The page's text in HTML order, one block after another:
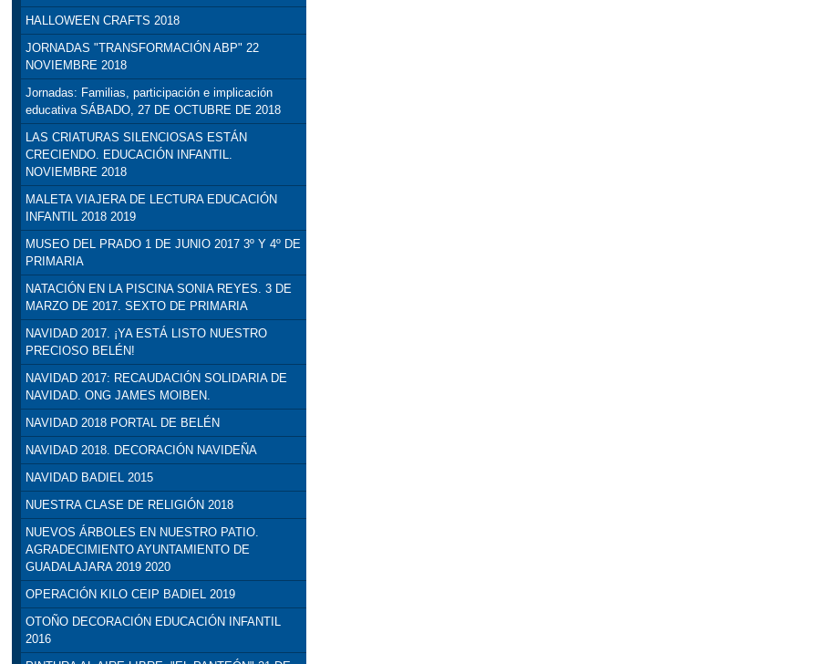
HALLOWEEN CRAFTS 2018
JORNADAS "TRANSFORMACIÓN ABP" 22
NOVIEMBRE 2018
Jornadas: Familias, participación e implicación
educativa SÁBADO, 27 DE OCTUBRE DE 2018
LAS CRIATURAS SILENCIOSAS ESTÁN
CRECIENDO. EDUCACIÓN INFANTIL.
NOVIEMBRE 2018
MALETA VIAJERA DE LECTURA EDUCACIÓN
INFANTIL 2018 2019
MUSEO DEL PRADO 1 DE JUNIO 2017 3º Y 4º DE
PRIMARIA
NATACIÓN EN LA PISCINA SONIA REYES. 3 DE
MARZO DE 2017. SEXTO DE PRIMARIA
NAVIDAD 2017. ¡YA ESTÁ LISTO NUESTRO
PRECIOSO BELÉN!
NAVIDAD 2017: RECAUDACIÓN SOLIDARIA DE
NAVIDAD. ONG JAMES MOIBEN.
NAVIDAD 2018 PORTAL DE BELÉN
NAVIDAD 2018. DECORACIÓN NAVIDEÑA
NAVIDAD BADIEL 2015
NUESTRA CLASE DE RELIGIÓN 2018
NUEVOS ÁRBOLES EN NUESTRO PATIO.
AGRADECIMIENTO AYUNTAMIENTO DE
GUADALAJARA 2019 2020
OPERACIÓN KILO CEIP BADIEL 2019
OTOÑO DECORACIÓN EDUCACIÓN INFANTIL
2016